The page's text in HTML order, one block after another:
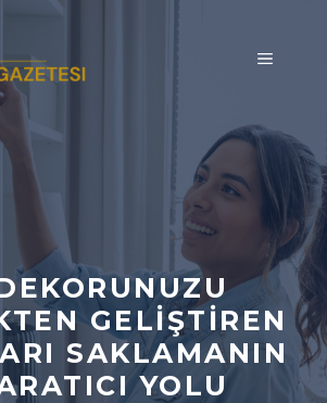
MENÜ
GELIŞTIREN
SAKLAMANIN
YOLU